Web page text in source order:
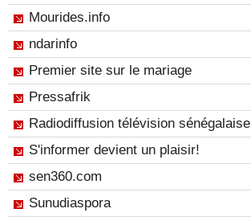
Mourides.info
ndarinfo
Premier site sur le mariage
Pressafrik
Radiodiffusion télévision sénégalaise
S'informer devient un plaisir!
sen360.com
Sunudiaspora